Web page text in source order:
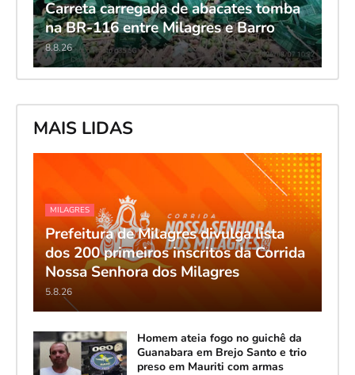
Carreta carregada de abacates tomba
na BR-116 entre Milagres e Barro
8.8.26
MAIS LIDAS
MILAGRES
Prefeitura de Milagres divulga lista
dos 200 primeiros inscritos da Corrida
Nossa Senhora dos Milagres
5.8.26
Homem ateia fogo no guichê da
Guanabara em Brejo Santo e trio
preso em Mauriti com armas